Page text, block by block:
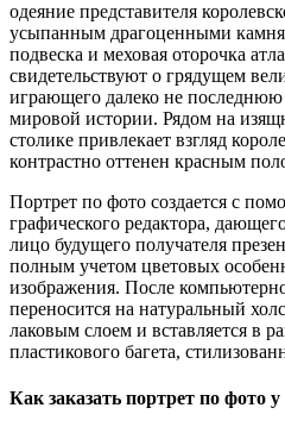
одеяние представителя
усыпанным драгоценными
подвеска и меховая оторочка
свидетельствуют о грядущем
играющего далеко не последнюю
мировой истории. Рядом на
столике привлекает взгляд
контрастно оттенен красным
Портрет по фото создается с
графического редактора,
лицо будущего получателя
полным учетом цветовых
изображения. После
переносится на натуральный
лаковым слоем и вставляется в
пластикового багета,
Как заказать портрет по фото у